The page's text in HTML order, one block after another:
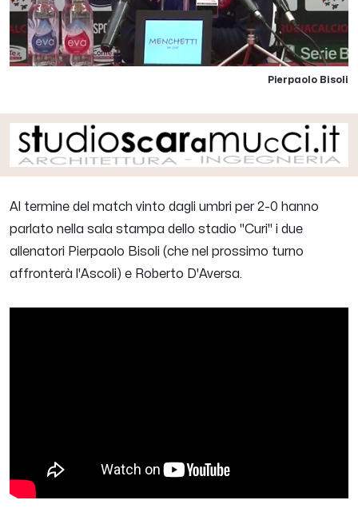
Pierpaolo Bisoli
Al termine del match vinto dagli umbri per 2-0 hanno
parlato nella sala stampa dello stadio "Curi" i due
allenatori Pierpaolo Bisoli (che nel prossimo turno
affronterà l'Ascoli) e Roberto D'Aversa.